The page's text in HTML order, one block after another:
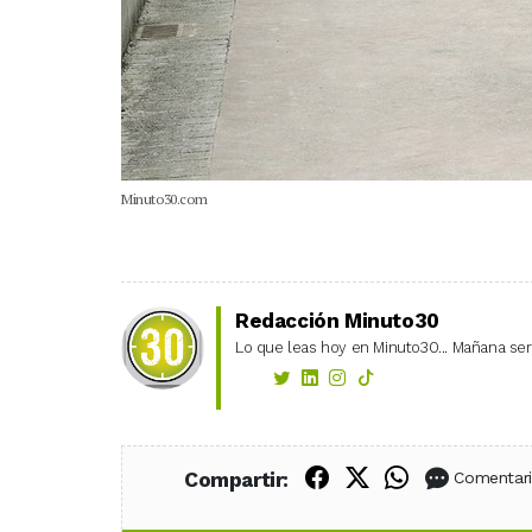
Minuto30.com
Redacción Minuto30
Lo que leas hoy en Minuto30... Mañana
Compartir: Compartir en
Compartir en
Compartir